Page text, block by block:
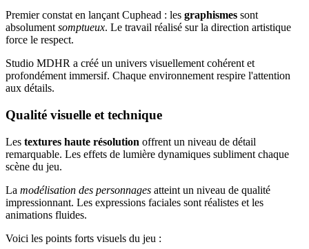
Premier constat en lançant Cuphead : les graphismes sont
absolument somptueux. Le travail réalisé sur la direction artistique
force le respect.
Studio MDHR a créé un univers visuellement cohérent et
profondément immersif. Chaque environnement respire l'attention
aux détails.
Qualité visuelle et technique
Les textures haute résolution offrent un niveau de détail
remarquable. Les effets de lumière dynamiques subliment chaque
scène du jeu.
La modélisation des personnages atteint un niveau de qualité
impressionnant. Les expressions faciales sont réalistes et les
animations fluides.
Voici les points forts visuels du jeu :